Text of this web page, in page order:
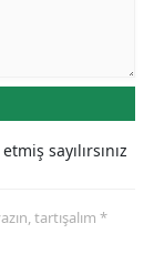
sayılırsınız
tartışalım *